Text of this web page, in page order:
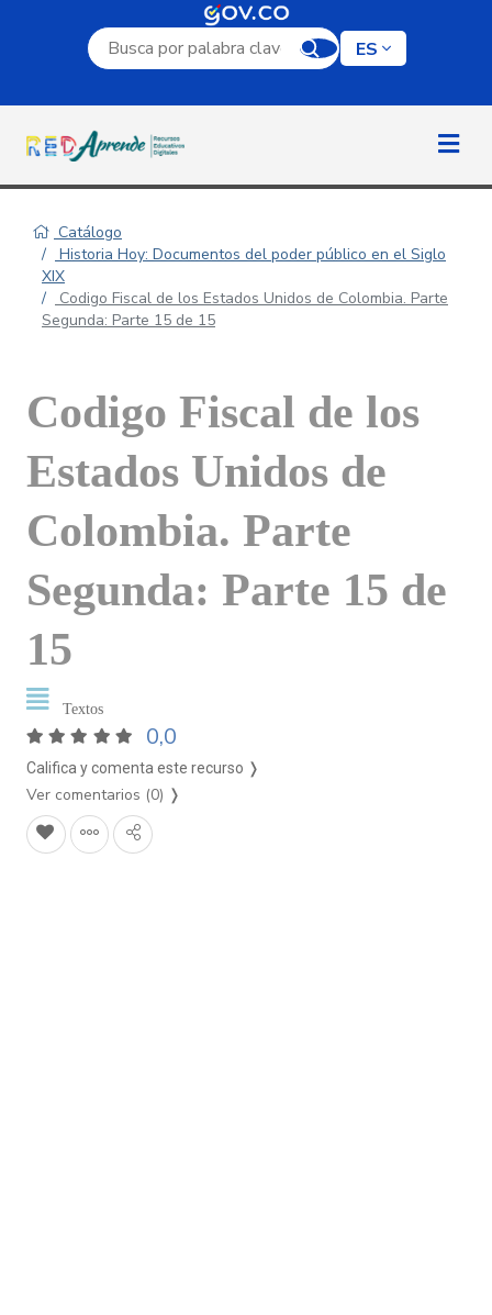
Campo de búsqueda por palabra clave
ES
Catálogo
Historia Hoy: Documentos del poder público en el Siglo
XIX
Codigo Fiscal de los Estados Unidos de Colombia. Parte
Segunda: Parte 15 de 15
Codigo Fiscal de los
Estados Unidos de
Colombia. Parte
Segunda: Parte 15 de
15
Textos
0,0
Califica y comenta este recurso ❭
Ver comentarios (0) ❭